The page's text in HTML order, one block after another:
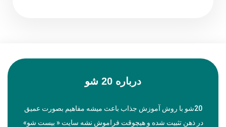
درباره 20 شو
20شو با روش آموزش جذاب باعث میشه مفاهیم بصورت عمیق
در ذهن تثبیت شده و هیچوقت فراموش نشه سایت « بیست شو»